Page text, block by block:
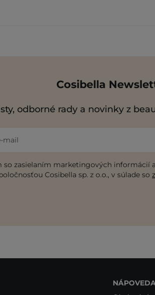
Cosibella
odborné rady a novinky z
mail
so zasielaním marketingových informácií
Cosibella sp. z o.o., v súlade so